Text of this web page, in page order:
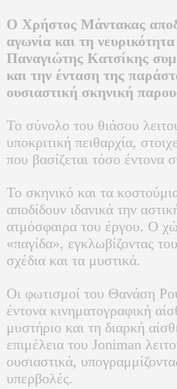
Ο Χρήστος Μάντακας
αγωνία και τη
Παναγιώτης Κατσίκης
και την ένταση της
ουσιαστική σκηνική
Το σύνολο του θιάσου
υποκριτική πειθαρχία,
που βασίζεται τόσο έντονα
Το σκηνικό και τα
αποδίδουν ιδανικά την
ατμόσφαιρα του έργου. Ο
«παγίδα», εγκλωβίζοντας
σχέδια και τα μυστικά.
Οι φωτισμοί του Θανάση
έντονα κινηματογραφική
μυστήριο και τη διαρκή
επιμέλεια του Joniman
ουσιαστικά,
υπερβολές.